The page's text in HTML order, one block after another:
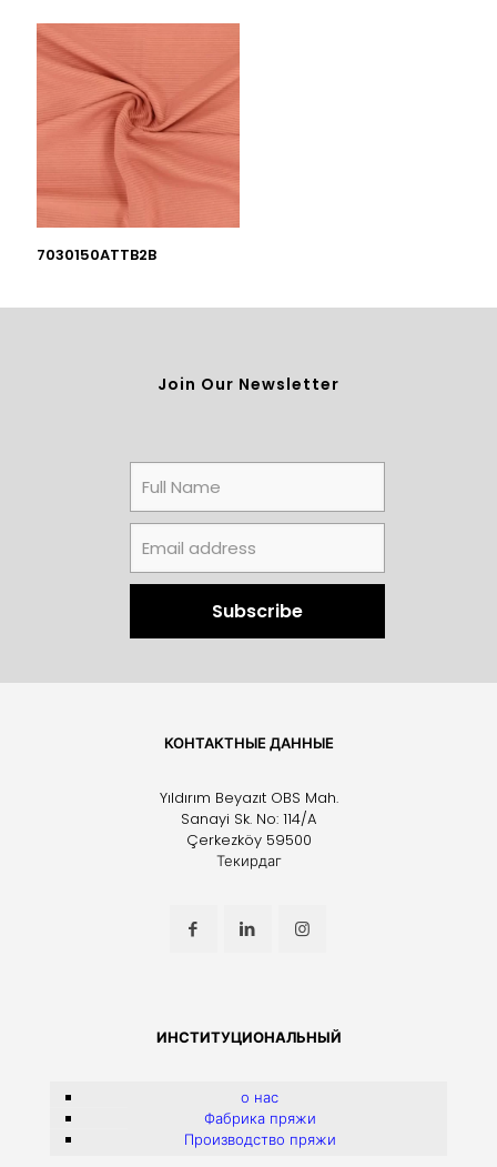
7030150ATTB2B
Join Our Newsletter
КОНТАКТНЫЕ ДАННЫЕ
Yıldırım Beyazıt OBS Mah.
Sanayi Sk. No: 114/A
Çerkezköy 59500
Текирдаг
ИНСТИТУЦИОНАЛЬНЫЙ
о нас
Фабрика пряжи
Производство пряжи